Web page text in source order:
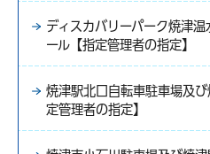
ディスカバリーパーク焼津
ール【指定管理者の指定】
焼津駅北口自転車駐車場及
定管理者の指定】